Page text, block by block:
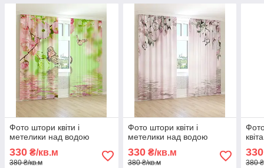
Фото штори квіти і
метелики над водою
330 ₴/кв.м
380 ₴/кв.м
Фото штори квіти і
метелики над водою
330₴/кв.м
380 ₴/кв.м
330
380